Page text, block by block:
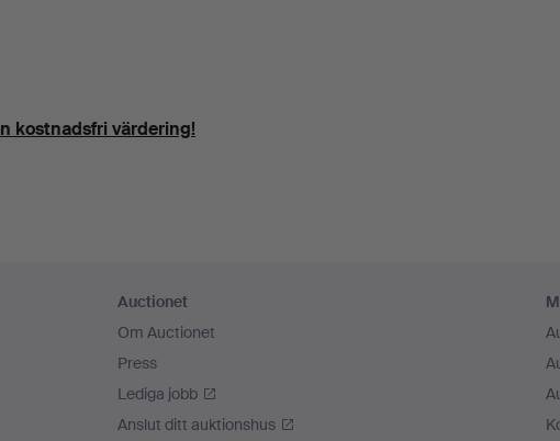
kostnadsfri värdering!
Auctionet
Om Auctionet
Press
Lediga jobb
Anslut ditt auktionshus